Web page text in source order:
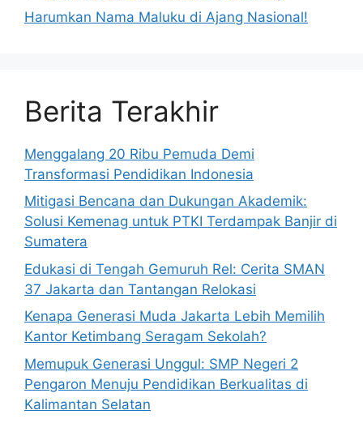
Harumkan Nama Maluku di Ajang Nasional!
Berita Terakhir
Menggalang 20 Ribu Pemuda Demi
Transformasi Pendidikan Indonesia
Mitigasi Bencana dan Dukungan Akademik:
Solusi Kemenag untuk PTKI Terdampak Banjir di
Sumatera
Edukasi di Tengah Gemuruh Rel: Cerita SMAN
37 Jakarta dan Tantangan Relokasi
Kenapa Generasi Muda Jakarta Lebih Memilih
Kantor Ketimbang Seragam Sekolah?
Memupuk Generasi Unggul: SMP Negeri 2
Pengaron Menuju Pendidikan Berkualitas di
Kalimantan Selatan